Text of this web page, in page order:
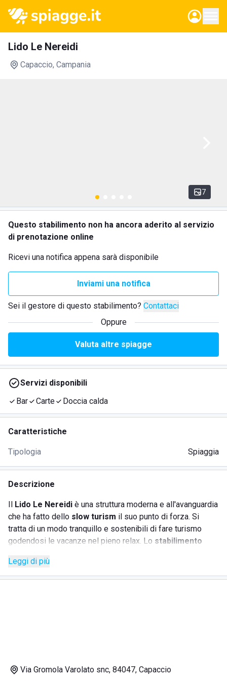
Lido Le Nereidi
Capaccio, Campania
7
Questo stabilimento non ha ancora aderito al servizio
di prenotazione online
Ricevi una notifica appena sarà disponibile
Inviami una notifica
Sei il gestore di questo stabilimento? Contattaci
Oppure
Valuta altre spiagge
Servizi disponibili
Bar
Carte Doccia calda
Caratteristiche
Tipologia Spiaggia
Descrizione
Il Lido Le Nereidi è una struttura moderna e all'avanguardia
che ha fatto dello slow turism il suo punto di forza. Si
tratta di un modo tranquillo e sostenibili di fare turismo
godendosi le vacanze nel pieno relax. Lo stabilimento
online senza avere alcun contrattempo. Sono disponibili
inoltre spazi dedicati ai più piccoli e la possibilità di
La posizione centrale del Lido Le Nereidi consente di
Leggi di più
Via Gromola Varolato snc, 84047, Capaccio